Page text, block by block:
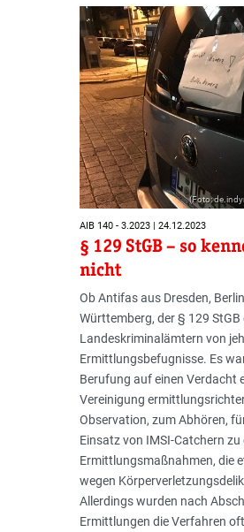
(Foto:
AIB 140 - 3.2023 | 24.12.2023
§ 129 StGB – so
nicht
Ob Antifas aus Dresden,
Württemberg, der § 129
Landeskriminalämtern von
Ermittlungsbefugnisse. Es
Berufung auf einen Verdacht
Vereinigung
Observation, zum Abhören,
Einsatz von IMSI-Catchern zu
Ermittlungsmaßnahmen, die
wegen
Allerdings wurden nach
Ermittlungen die Verfahren